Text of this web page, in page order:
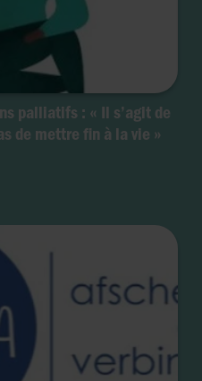
palliatifs : « Il s’agit de
de mettre fin à la vie »